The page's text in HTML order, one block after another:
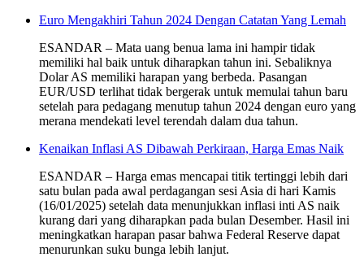
Euro Mengakhiri Tahun 2024 Dengan Catatan Yang Lemah
ESANDAR – Mata uang benua lama ini hampir tidak
memiliki hal baik untuk diharapkan tahun ini. Sebaliknya
Dolar AS memiliki harapan yang berbeda. Pasangan
EUR/USD terlihat tidak bergerak untuk memulai tahun baru
setelah para pedagang menutup tahun 2024 dengan euro yang
merana mendekati level terendah dalam dua tahun.
Kenaikan Inflasi AS Dibawah Perkiraan, Harga Emas Naik
ESANDAR – Harga emas mencapai titik tertinggi lebih dari
satu bulan pada awal perdagangan sesi Asia di hari Kamis
(16/01/2025) setelah data menunjukkan inflasi inti AS naik
kurang dari yang diharapkan pada bulan Desember. Hasil ini
meningkatkan harapan pasar bahwa Federal Reserve dapat
menurunkan suku bunga lebih lanjut.